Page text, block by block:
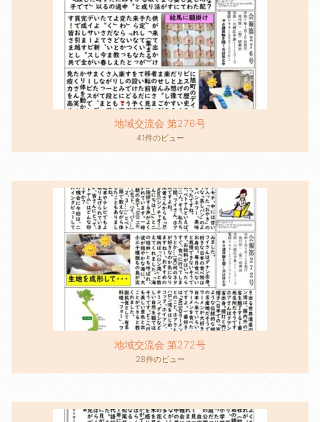
地域交流会 第276号
41件のビュー
地域交流会 第272号
28件のビュー